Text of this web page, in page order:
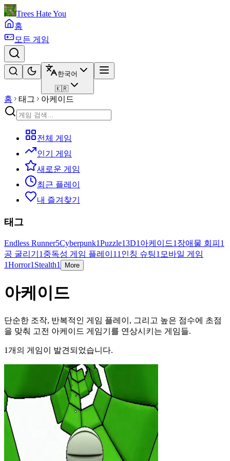
Trees Hate You
홈
모든 게임
한국어
🇰🇷
홈 태그 아케이드
전체 게임
인기 게임
새로운 게임
최근 플레이
내 즐겨찾기
태그
Endless Runner5Cyberpunk1Puzzle13D1아케이드1장애물 회피 1
공 굴리기 1중독성 게임 플레이 11인칭 슈팅1모바일 게임
1Horror1Stealth1 More
아케이드
단순한 조작, 반복적인 게임 플레이, 그리고 높은 점수에 초점
을 맞춰 고전 아케이드 게임기를 연상시키는 게임들.
1개의 게임이 발견되었습니다.